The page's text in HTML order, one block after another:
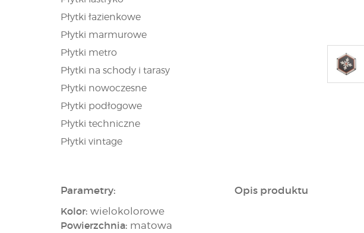
Płytki łazienkowe
Płytki marmurowe
Płytki metro
Płytki na schody i tarasy
Płytki nowoczesne
Płytki podłogowe
Płytki techniczne
Płytki vintage
Parametry:
Kolor: wielokolorowe
Powierzchnia: matowa
Opis produktu